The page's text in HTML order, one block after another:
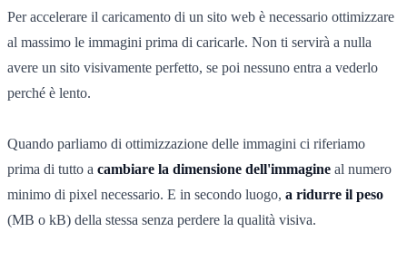
Per accelerare il caricamento di un sito web è necessario ottimizzare
al massimo le immagini prima di caricarle. Non ti servirà a nulla
avere un sito visivamente perfetto, se poi nessuno entra a vederlo
perché è lento.
Quando parliamo di ottimizzazione delle immagini ci riferiamo
prima di tutto a cambiare la dimensione dell'immagine al numero
minimo di pixel necessario. E in secondo luogo, a ridurre il peso
(MB o kB) della stessa senza perdere la qualità visiva.